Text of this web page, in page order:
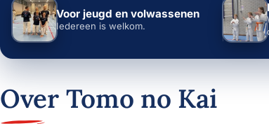
Voor jeugd en volwassenen
Iedereen is welkom.
Over Tomo no Kai